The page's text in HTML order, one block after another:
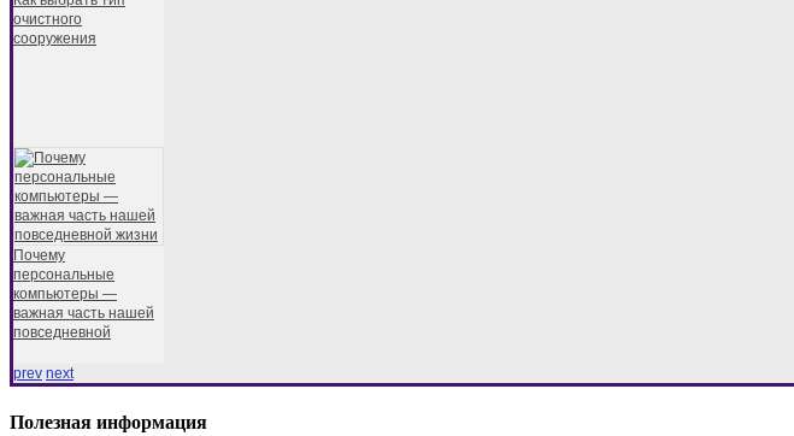
очистного
сооружения
Почему
персональные
компьютеры —
важная часть нашей
повседневной
prev next
Полезная информация